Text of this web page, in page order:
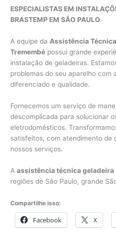
ESPECIALISTAS EM
BRASTEMP EM SÃO PAULO
A equipe da Assistência
Tremembé possui grande
instalação de geladeiras.
problemas do seu aparelho com
diferenciado e qualidade.
Fornecemos um serviço de
descomplicada para solucionar
eletrodomésticos.
satisfeitos, com atendimento de
nossos serviços.
Aassistência técnica geladeira
regiões de São Paulo, grande
Compartilhe isso:
Facebook X